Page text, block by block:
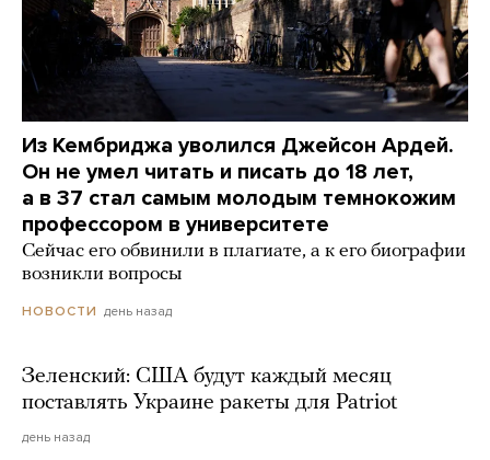
Из Кембриджа уволился Джейсон Ардей.
Он не умел читать и писать до 18 лет,
а в 37 стал самым молодым темнокожим
профессором в университете
Сейчас его обвинили в плагиате, а к его биографии
возникли вопросы
НОВОСТИ день назад
Зеленский: США будут каждый месяц
поставлять Украине ракеты для Patriot
день назад